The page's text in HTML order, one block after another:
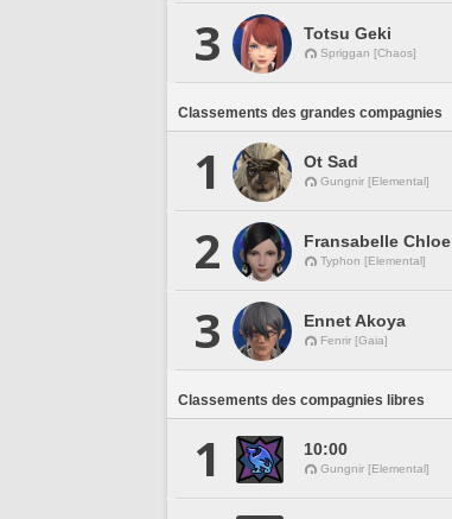
3 Totsu Geki
Spriggan [Chaos]
Classements des grandes compagnies
1 Ot Sad
Gungnir [Elemental]
2 Fransabelle Chloe
Typhon [Elemental]
3 Ennet Akoya
Fenrir [Gaia]
Classements des compagnies libres
1 10:00
Gungnir [Elemental]